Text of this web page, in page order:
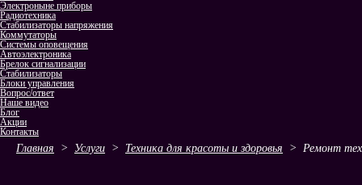
Электроныне приборы
Радиотехника
Стабилизаторы напряжения
Коммутаторы
Системы оповещения
Автоэлектроника
Брелок сигнализации
Стабилизаторы
Блоки управления
Вопрос/ответ
Наше видео
Блог
Акции
Контакты
Главная > Услуги > Техника для красоты и здоровья > Ремонт